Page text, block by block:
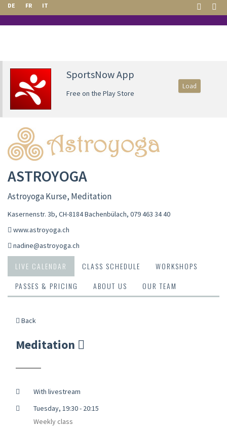
DE FR IT
SportsNow App
Free on the Play Store
Load
ASTROYOGA
Astroyoga Kurse, Meditation
Kasernenstr. 3b, CH-8184 Bachenbülach, 079 463 34 40
www.astroyoga.ch
nadine@astroyoga.ch
LIVE CALENDAR CLASS SCHEDULE
WORKSHOPS
PASSES & PRICING
ABOUT US OUR TEAM
Back
Meditation
With livestream
Tuesday, 19:30 - 20:15
Weekly class